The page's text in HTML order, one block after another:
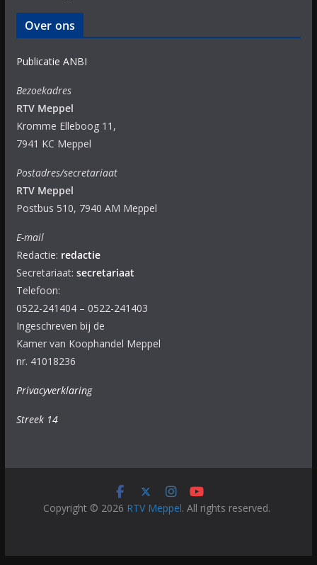
Over ons
Publicatie ANBI
Bezoekadres
RTV Meppel
Kromme Elleboog 11,
7941 KC Meppel
Postadres/secretariaat
RTV Meppel
Postbus 510, 7940 AM Meppel
E-mail
Redactie: redactie
Secretariaat: secretariaat
Telefoon:
0522-241404 – 0522-241403
Ingeschreven bij de
Kamer van Koophandel Meppel
nr. 41018236
Privacyverklaring
Streek 14
Copyright © 2026 RTV Meppel. All rights reserved.